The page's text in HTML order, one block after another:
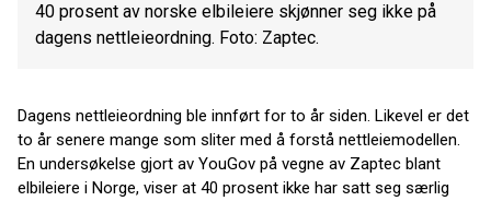
40 prosent av norske elbileiere skjønner seg ikke på
dagens nettleieordning. Foto: Zaptec.
Dagens nettleieordning ble innført for to år siden. Likevel er det
to år senere mange som sliter med å forstå nettleiemodellen.
En undersøkelse gjort av YouGov på vegne av Zaptec blant
elbileiere i Norge, viser at 40 prosent ikke har satt seg særlig